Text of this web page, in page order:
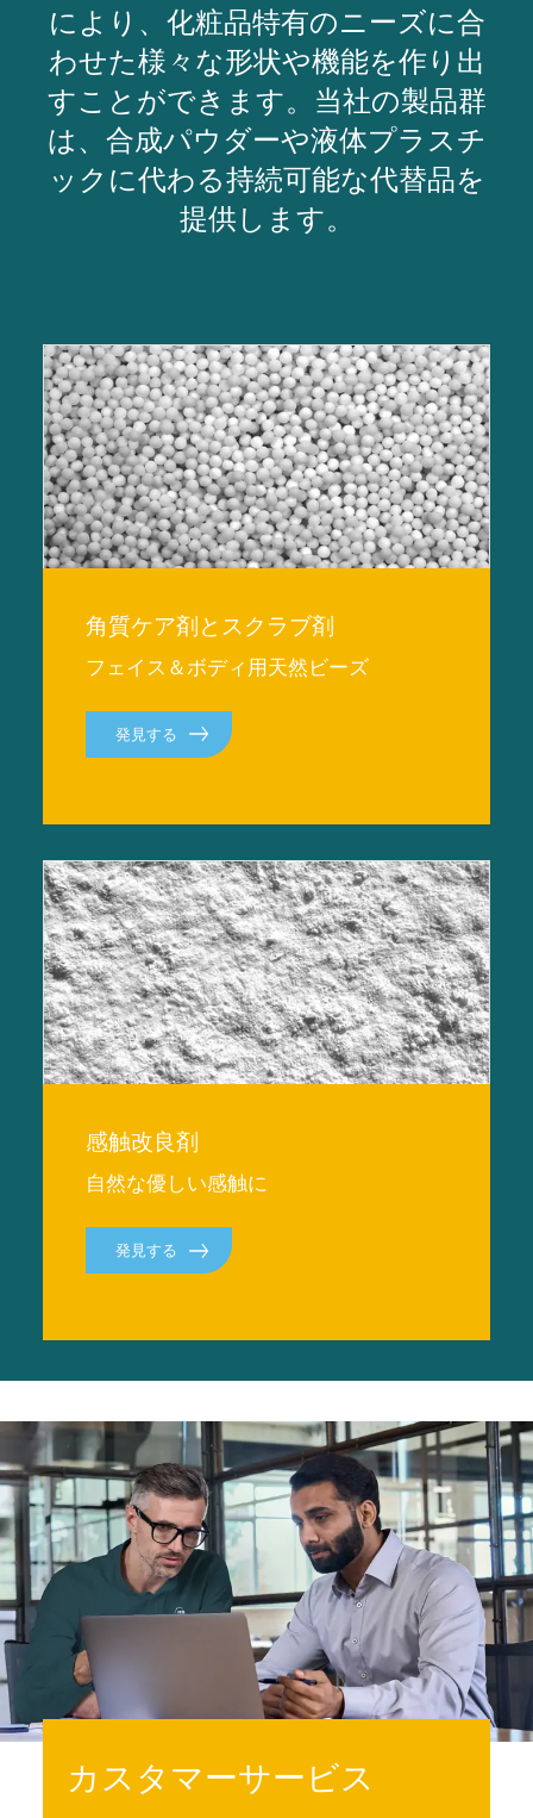
により、化粧品特有のニーズに合
わせた様々な形状や機能を作り出
すことができます。当社の製品群
は、合成パウダーや液体プラスチ
ックに代わる持続可能な代替品を
提供します。
角質ケア剤とスクラブ剤
フェイス＆ボディ用天然ビーズ
発見する
感触改良剤
自然な優しい感触に
発見する
カスタマーサービス